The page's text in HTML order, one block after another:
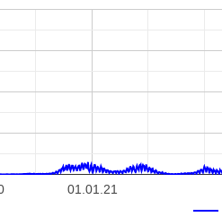
01.01.21